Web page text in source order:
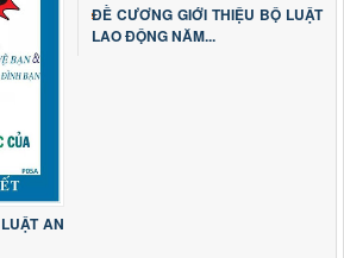
AN
ĐỀ CƯƠNG GIỚI THIỆU BỘ LUẬT
LAO ĐỘNG NĂM...